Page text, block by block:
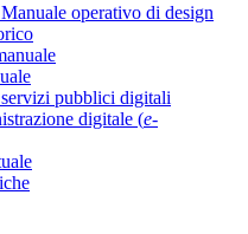
operativo di design
pubblici digitali
digitale (e-